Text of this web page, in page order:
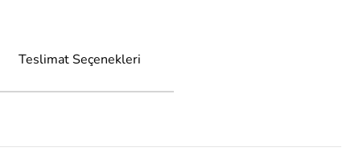
Teslimat Seçenekleri